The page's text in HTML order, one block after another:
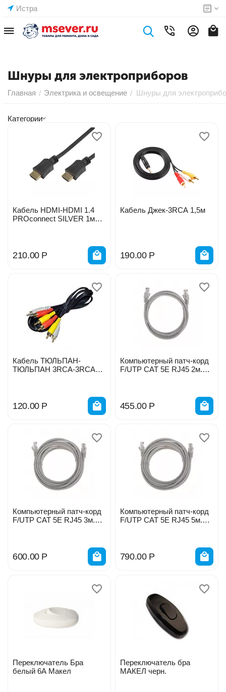
Истра
Шнуры для электроприборов
Главная / Электрика и освещение / Шнуры для
Категории
Кабель HDMI-HDMI 1.4
PROconnect SILVER 1м
210.00 Р
Кабель Джек-3RCA 1,5м
190.00 Р
Кабель ТЮЛЬПАН-
ТЮЛЬПАН 3RCA-3RCA
120.00 Р
Компьютерный патч-корд
F/UTP CAT 5E RJ45 2м.
455.00 Р
Компьютерный патч-корд
F/UTP CAT 5E RJ45 3м.
600.00 Р
Компьютерный патч-корд
F/UTP CAT 5E RJ45 5м.
790.00 Р
Переключатель Бра
белый 6А Макел
Переключатель бра
МАКЕЛ черн.